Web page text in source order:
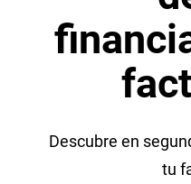
Descubre en
tu